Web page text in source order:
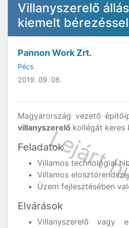
Villanyszerelő
kiemelt bérezéssel
Pannon Work Zrt.
Pécs
2019. 09. 06.
Magyarország vezető
villanyszerelő kollégát keres
Feladatok
Villamos technológiai
Villamos
Üzem fejlesztésében
Elvárások
Villanyszerelő vagy